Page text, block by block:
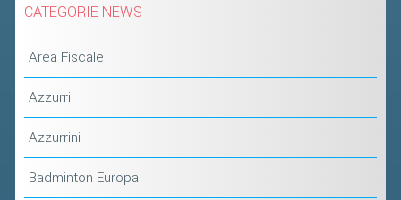
CATEGORIE NEWS
Area Fiscale
Azzurri
Azzurrini
Badminton Europa